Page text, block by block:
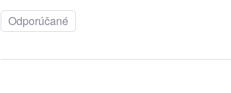
Tag:
Odporúčané